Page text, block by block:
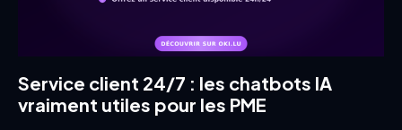
Service client 24/7 : les chatbots IA
vraiment utiles pour les PME